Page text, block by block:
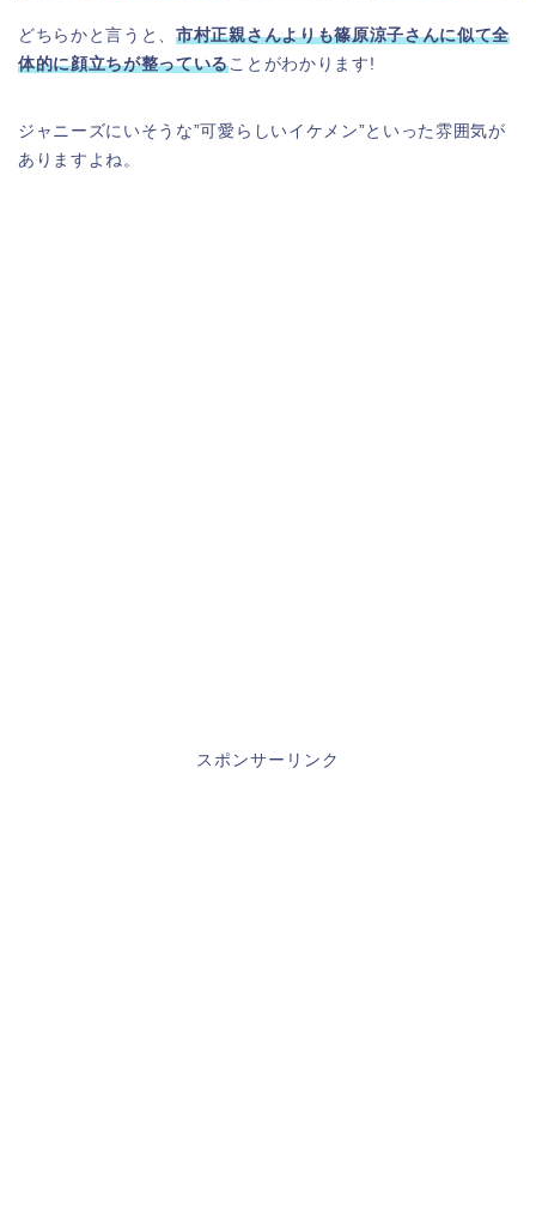
どちらかと言うと、市村正親さんよりも篠原涼子さんに似て全
体的に顔立ちが整っていることがわかります!
ジャニーズにいそうな”可愛らしいイケメン”といった雰囲気が
ありますよね。
スポンサーリンク